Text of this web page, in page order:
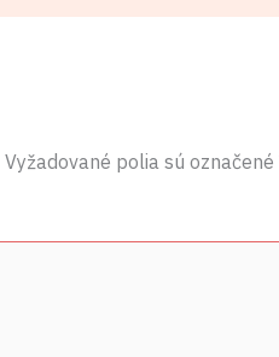
Vyžadované polia sú označené